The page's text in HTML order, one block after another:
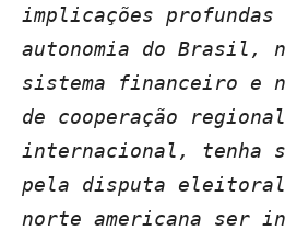
implicações profundas
autonomia do Brasil,
sistema financeiro e
de cooperação
internacional, tenha
pela disputa eleitoral
norte americana ser